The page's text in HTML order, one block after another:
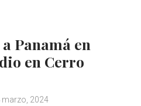
Panamá en
en Cerro
marzo, 2024